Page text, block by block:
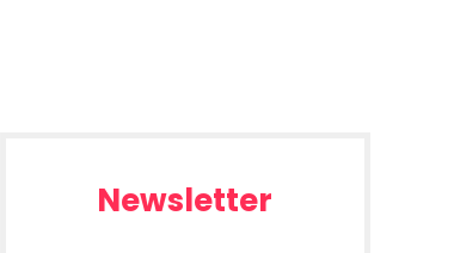
Newsletter